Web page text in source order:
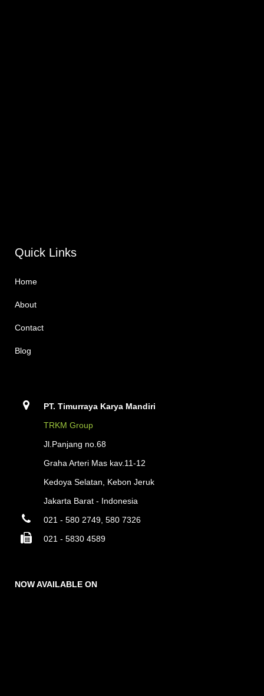
Quick Links
Home
About
Contact
Blog
PT. Timurraya Karya Mandiri
TRKM Group
Jl.Panjang no.68
Graha Arteri Mas kav.11-12
Kedoya Selatan, Kebon Jeruk
Jakarta Barat - Indonesia
021 - 580 2749, 580 7326
021 - 5830 4589
NOW AVAILABLE ON